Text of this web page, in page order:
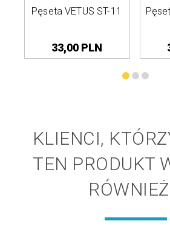
Pęseta VETUS ST-11
33,00 PLN
KLIENCI,
TEN PRODUKT